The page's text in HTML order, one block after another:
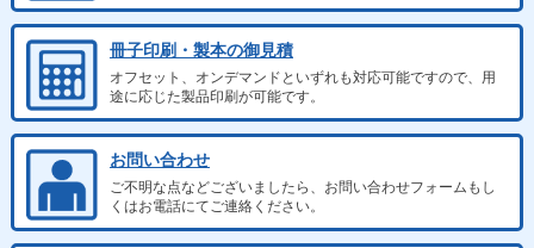
冊子印刷・製本の御見積
オフセット、オンデマンドといずれも対応可能ですので、用
途に応じた製品印刷が可能です。
お問い合わせ
ご不明な点などございましたら、お問い合わせフォームもし
くはお電話にてご連絡ください。